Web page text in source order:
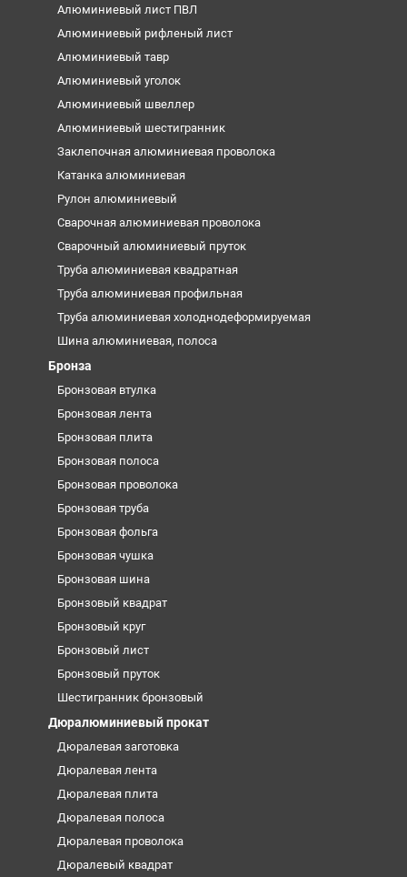
Алюминиевый лист ПВЛ
Алюминиевый рифленый лист
Алюминиевый тавр
Алюминиевый уголок
Алюминиевый швеллер
Алюминиевый шестигранник
Заклепочная алюминиевая проволока
Катанка алюминиевая
Рулон алюминиевый
Сварочная алюминиевая проволока
Сварочный алюминиевый пруток
Труба алюминиевая квадратная
Труба алюминиевая профильная
Труба алюминиевая холоднодеформируемая
Шина алюминиевая, полоса
Бронза
Бронзовая втулка
Бронзовая лента
Бронзовая плита
Бронзовая полоса
Бронзовая проволока
Бронзовая труба
Бронзовая фольга
Бронзовая чушка
Бронзовая шина
Бронзовый квадрат
Бронзовый круг
Бронзовый лист
Бронзовый пруток
Шестигранник бронзовый
Дюралюминиевый прокат
Дюралевая заготовка
Дюралевая лента
Дюралевая плита
Дюралевая полоса
Дюралевая проволока
Дюралевый квадрат